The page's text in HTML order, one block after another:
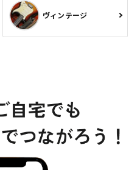
ヴィンテージ